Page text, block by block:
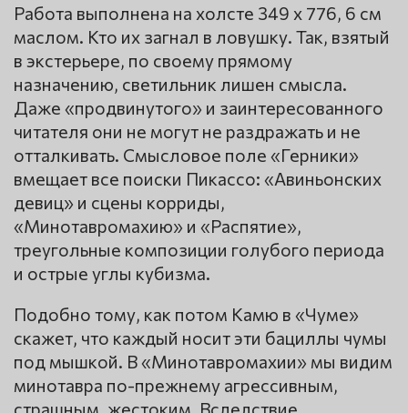
Работа выполнена на холсте 349 х 776, 6 см
маслом. Кто их загнал в ловушку. Так, взятый
в экстерьере, по своему прямому
назначению, светильник лишен смысла.
Даже «продвинутого» и заинтересованного
читателя они не могут не раздражать и не
отталкивать. Смысловое поле «Герники»
вмещает все поиски Пикассо: «Авиньонских
девиц» и сцены корриды,
«Минотавромахию» и «Распятие»,
треугольные композиции голубого периода
и острые углы кубизма.
Подобно тому, как потом Камю в «Чуме»
скажет, что каждый носит эти бациллы чумы
под мышкой. В «Минотавромахии» мы видим
минотавра по-прежнему агрессивным,
страшным, жестоким. Вследствие